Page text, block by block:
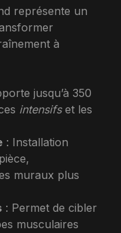
représente un
à
jusqu’à 350
intensifset les
: Installation
muraux plus
: Permet de cibler
musculaires